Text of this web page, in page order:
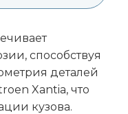
способствуя
деталей
Xantia, что
кузова.